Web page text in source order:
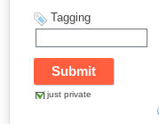
Tagging
just private